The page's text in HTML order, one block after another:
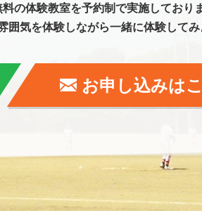
の体験教室を予約制で実施しており
気を体験しながら一緒に体験してみ
お申し込みは